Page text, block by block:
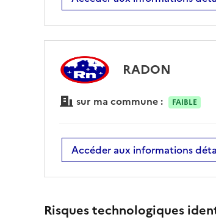
RADON
sur ma commune : FAIBLE
Accéder aux informations
Risques technologiques